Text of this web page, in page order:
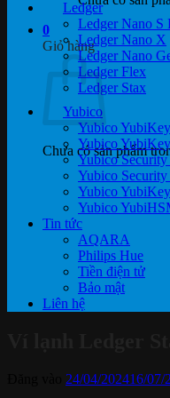
0
Giỏ hàng
Chưa có sản phẩm
Ledger
Ledger Nano S
Ledger Nano X
Ledger Nano
Ledger Flex
Ledger Stax
Yubico
Yubico
Yubico
Yubico
Yubico
Yubico
Yubico
Tin tức
AQARA
Philips Hue
Tiền điện tử
Bảo mật
Liên hệ
24/04/202416/07/